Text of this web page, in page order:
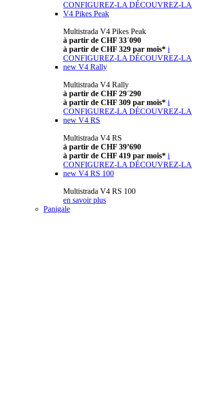
CONFIGUREZ-LA DÉCOUVREZ-LA
V4 Pikes Peak
Multistrada V4 Pikes Peak
à partir de CHF 33´090
à partir de CHF 329 par mois* i
CONFIGUREZ-LA DÉCOUVREZ-LA
new V4 Rally
Multistrada V4 Rally
à partir de CHF 29´290
à partir de CHF 309 par mois* i
CONFIGUREZ-LA DÉCOUVREZ-LA
new V4 RS
Multistrada V4 RS
à partir de CHF 39’690
à partir de CHF 419 par mois* i
CONFIGUREZ-LA DÉCOUVREZ-LA
new V4 RS 100
Multistrada V4 RS 100
en savoir plus
Panigale